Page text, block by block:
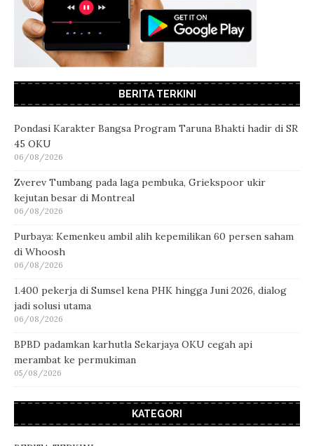
BERITA TERKINI
Pondasi Karakter Bangsa Program Taruna Bhakti hadir di SR
45 OKU
06/08/2026
Zverev Tumbang pada laga pembuka, Griekspoor ukir
kejutan besar di Montreal
06/08/2026
Purbaya: Kemenkeu ambil alih kepemilikan 60 persen saham
di Whoosh
06/08/2026
1.400 pekerja di Sumsel kena PHK hingga Juni 2026, dialog
jadi solusi utama
06/08/2026
BPBD padamkan karhutla Sekarjaya OKU cegah api
merambat ke permukiman
05/08/2026
KATEGORI